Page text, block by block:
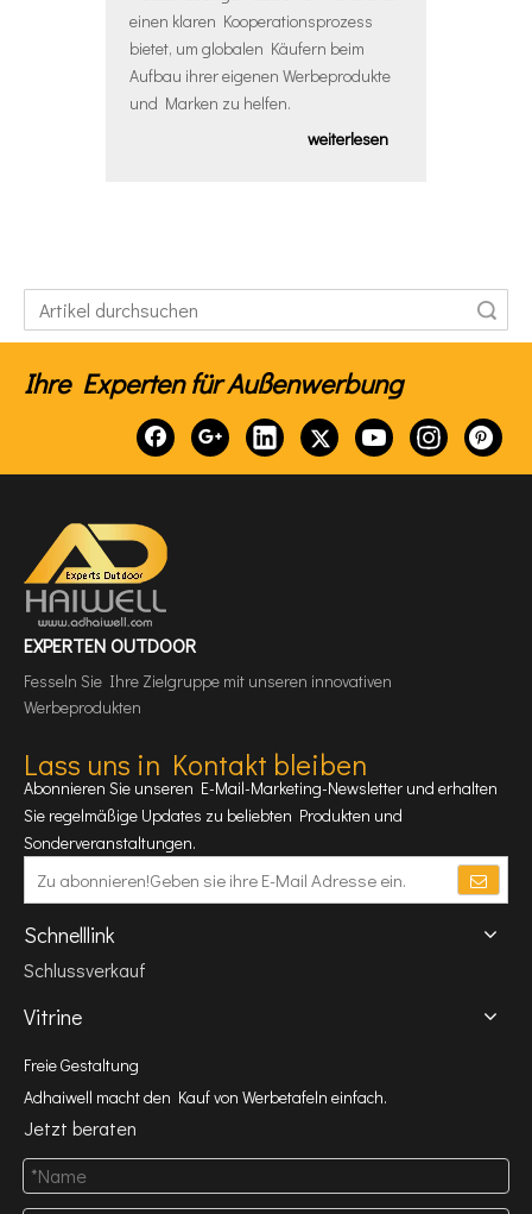
einen klaren Kooperationsprozess
bietet, um globalen Käufern beim
Aufbau ihrer eigenen Werbeprodukte
und Marken zu helfen.
weiterlesen
Ihre Experten für Außenwerbung
EXPERTEN OUTDOOR
Fesseln Sie Ihre Zielgruppe mit unseren innovativen
Werbeprodukten
Lass uns in Kontakt bleiben
Abonnieren Sie unseren E-Mail-Marketing-Newsletter und erhalten
Sie regelmäßige Updates zu beliebten Produkten und
Sonderveranstaltungen.
Schnelllink
Schlussverkauf
Vitrine
Freie Gestaltung
Adhaiwell macht den Kauf von Werbetafeln einfach.
Jetzt beraten